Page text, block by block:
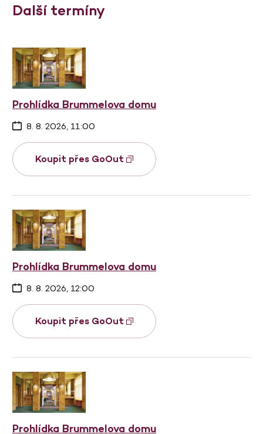
Další termíny
Prohlídka Brummelova domu
8. 8. 2026, 11:00
Koupit přes GoOut
Prohlídka Brummelova domu
8. 8. 2026, 12:00
Koupit přes GoOut
Prohlídka Brummelova domu